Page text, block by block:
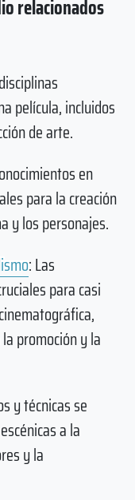
relacionados
película, incluidos
de arte.
en
para la creación
y los personajes.
: Las
para casi
promoción y la
y técnicas se
a la
y la